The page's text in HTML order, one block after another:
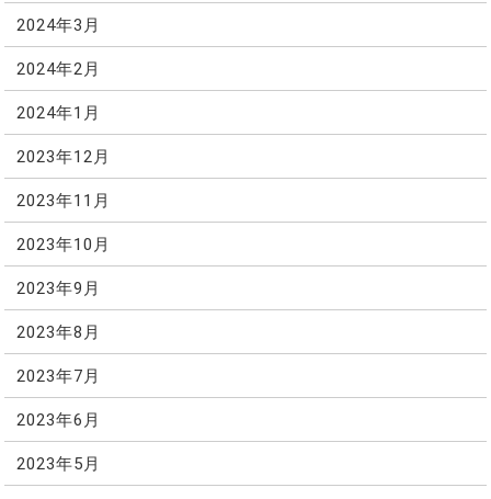
2024年3月
2024年2月
2024年1月
2023年12月
2023年11月
2023年10月
2023年9月
2023年8月
2023年7月
2023年6月
2023年5月